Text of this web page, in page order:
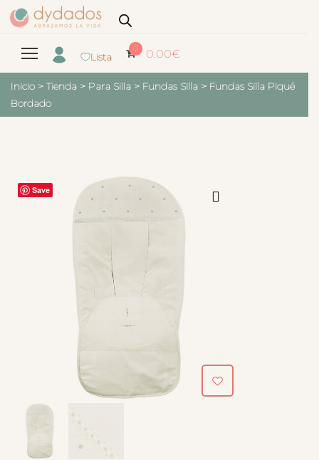
Lista
0 0.00€
Inicio > Tienda > Para Silla > Fundas Silla > Fundas Silla Piqué
Bordado
Save